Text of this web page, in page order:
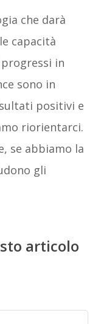
che darà
capacità
progressi in
sono in
positivi e
riorientarci.
se abbiamo la
gli
articolo